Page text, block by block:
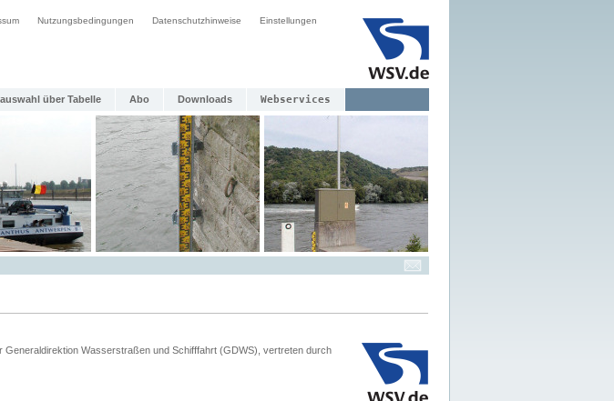
Nutzungsbedingungen Datenschutzhinweise Einstellungen
über Tabelle Abo Downloads Webservices
Generaldirektion Wasserstraßen und Schifffahrt (GDWS), vertreten durch